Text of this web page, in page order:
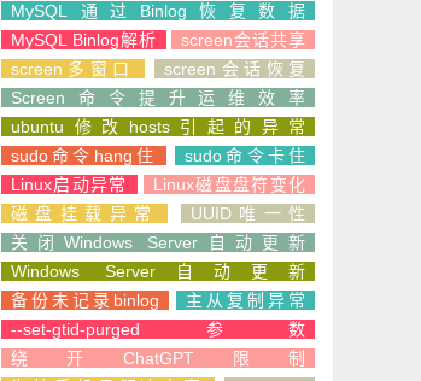
MySQL通过Binlog恢复数据
MySQL Binlog解析
screen会话共享
screen多窗口
screen会话恢复
Screen命令提升运维效率
ubuntu修改hosts引起的异常
sudo命令hang住
sudo命令卡住
Linux启动异常
Linux磁盘盘符变化
磁盘挂载异常
UUID唯一性
关闭Windows Server自动更新
Windows Server自动更新
备份未记录binlog
主从复制异常
--set-gtid-purged参数
绕开ChatGPT限制